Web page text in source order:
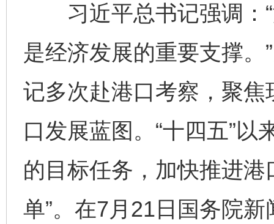
习近平总书记强调：“
是经济发展的重要支撑
记多次赴港口考察，聚
口发展蓝图。“十四五”
的目标任务，加快推进
单”。在7月21日国务院